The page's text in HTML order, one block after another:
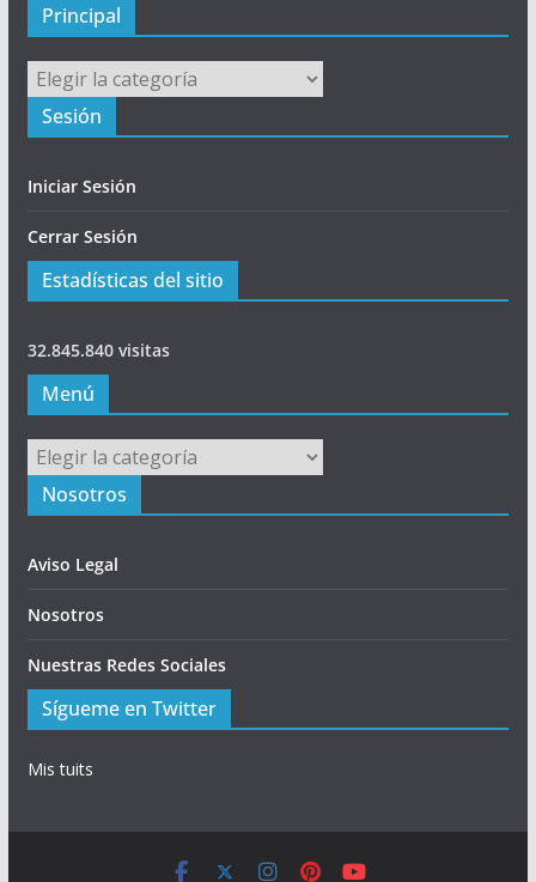
Principal
Principal
Sesión
Iniciar Sesión
Cerrar Sesión
Estadísticas del sitio
32.845.840 visitas
Menú
Menú
Nosotros
Aviso Legal
Nosotros
Nuestras Redes Sociales
Sígueme en Twitter
Mis tuits